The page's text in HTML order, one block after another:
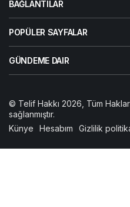
BAĞLANTILAR
POPÜLER SAYFALAR
GÜNDEME DAIR
© Telif Hakkı 2026, Tüm
sağlanmıştır.
Künye
Hesabım Gizlilik